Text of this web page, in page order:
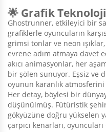
🌟 Grafik
Ghostrunner, etkileyici bir
grafiklerle oyuncuların
grimsi tonlar ve neon
evrene adım atmaya davet
akıcı animasyonlar, her
bir şölen sunuyor. Eşsiz ve
oyunun karanlık
Her detay, böylesi bir
düşünülmüş. Fütüristik
gökyüzüne doğru yükselen
çarpıcı kenarları,